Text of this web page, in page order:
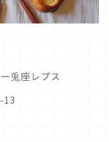
兎座レプス
13